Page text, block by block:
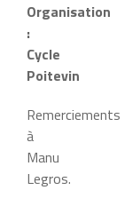
Organisation
:
Cycle
Poitevin
Remerciements
à
Manu
Legros.